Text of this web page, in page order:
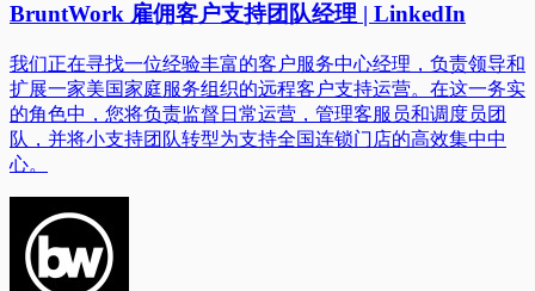
BruntWork 雇佣客户支持团队经理 | LinkedIn
我们正在寻找一位经验丰富的客户服务中心经理，负责领导和
扩展一家美国家庭服务组织的远程客户支持运营。在这一务实
的角色中，您将负责监督日常运营，管理客服员和调度员团
队，并将小支持团队转型为支持全国连锁门店的高效集中中
心。